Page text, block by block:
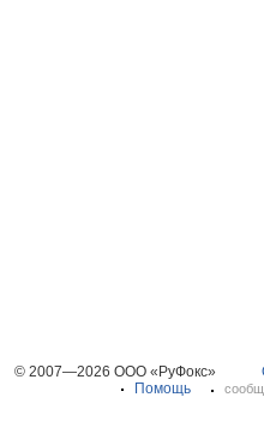
© 2007—2026 ООО «РуФокс»
Помощь